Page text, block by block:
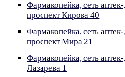
Фармакопейка, сеть
проспект Кирова 40
Фармакопейка, сеть
проспект Мира 21
Фармакопейка, сеть
Лазарева 1